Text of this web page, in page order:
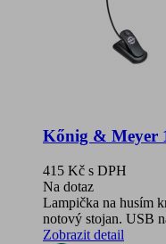
Kőnig & Meyer
415 Kč s DPH
Na dotaz
Lampička na husím
notový stojan. USB
Zobrazit detail